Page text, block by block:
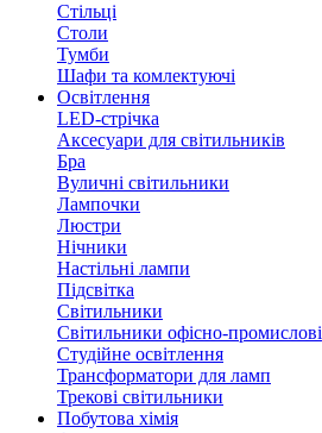
Стільці
Столи
Тумби
Шафи та комлектуючі
Освітлення
LED-стрічка
Аксесуари для світильників
Бра
Вуличні світильники
Лампочки
Люстри
Нічники
Настільні лампи
Підсвітка
Світильники
Світильники офісно-промислові
Студійне освітлення
Трансформатори для ламп
Трекові світильники
Побутова хімія